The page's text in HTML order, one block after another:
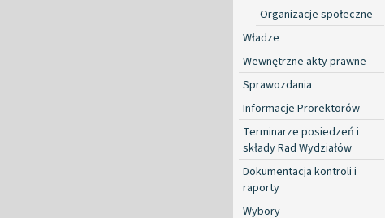
Organizacje społeczne
Władze
Wewnętrzne akty prawne
Sprawozdania
Informacje Prorektorów
Terminarze posiedzeń i
składy Rad Wydziałów
Dokumentacja kontroli i
raporty
Wybory